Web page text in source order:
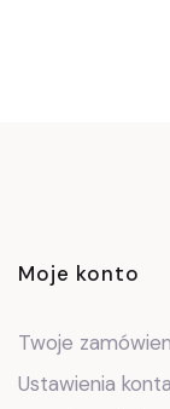
Linki w
Moje konto
Twoje
Ustawienia konta